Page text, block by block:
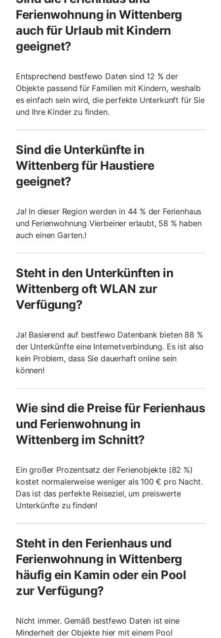
Ferienwohnung in Wittenberg
auch für Urlaub mit Kindern
geeignet?
Entsprechend bestfewo Daten sind 12 % der
Objekte passend für Familien mit Kindern, weshalb
es einfach sein wird, die perfekte Unterkunft für Sie
und Ihre Kinder zu finden.
Sind die Unterkünfte in
Wittenberg für Haustiere
geeignet?
Ja! In dieser Region werden in 44 % der Ferienhaus
und Ferienwohnung Vierbeiner erlaubt, 58 % haben
auch einen Garten.!
Steht in den Unterkünften in
Wittenberg oft WLAN zur
Verfügung?
Ja! Basierend auf bestfewo Datenbank bieten 88 %
der Unterkünfte eine Internetverbindung. Es ist also
kein Problem, dass Sie dauerhaft online sein
können!
Wie sind die Preise für Ferienhaus
und Ferienwohnung in
Wittenberg im Schnitt?
Ein großer Prozentsatz der Ferienobjekte (82 %)
kostet normalerweise weniger als 100 € pro Nacht.
Das ist das perfekte Reiseziel, um preiswerte
Unterkünfte zu finden!
Steht in den Ferienhaus und
Ferienwohnung in Wittenberg
häufig ein Kamin oder ein Pool
zur Verfügung?
Nicht immer. Gemäß bestfewo Daten ist eine
Minderheit der Objekte hier mit einem Pool